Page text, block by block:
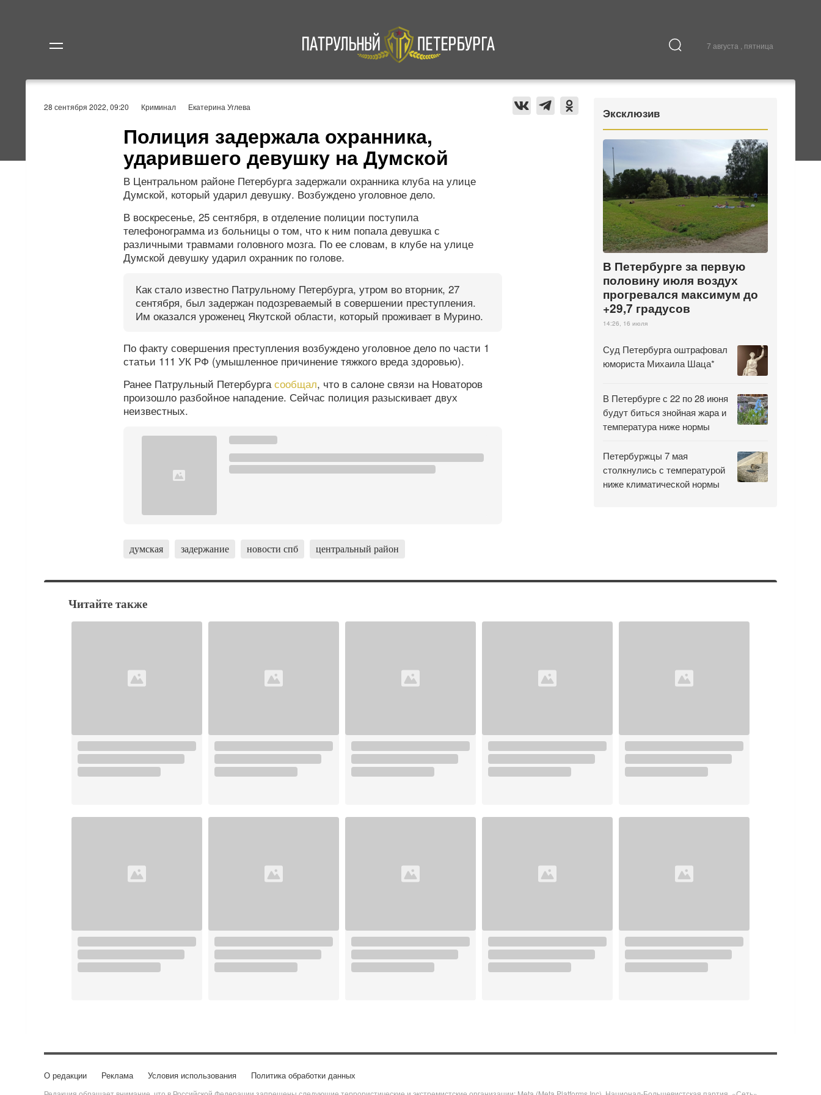
7 августа , пятница
Происшествия Культура
28 сентября 2022, 09:20 Криминал Екатерина Углева
Полиция задержала охранника,
ударившего девушку на Думской
В Центральном районе Петербурга задержали охранника клуба на улице
Думской, который ударил девушку. Возбуждено уголовное дело.
В воскресенье, 25 сентября, в отделение полиции поступила
телефонограмма из больницы о том, что к ним попала девушка с
различными травмами головного мозга. По ее словам, в клубе на улице
Думской девушку ударил охранник по голове.
Как стало известно Патрульному Петербурга, утром во вторник, 27
сентября, был задержан подозреваемый в совершении преступления.
Им оказался уроженец Якутской области, который проживает в Мурино.
По факту совершения преступления возбуждено уголовное дело по части 1
статьи 111 УК РФ (умышленное причинение тяжкого вреда здоровью).
Ранее Патрульный Петербургасообщал, что в салоне связи на Новаторов
произошло разбойное нападение. Сейчас полиция разыскивает двух
неизвестных.
думская задержание новости спб центральный район
Эксклюзив
В Петербурге за первую
половину июля воздух
прогревался максимум до
+29,7 градусов
14:26, 16 июля
Суд Петербурга оштрафовал
юмориста Михаила Шаца*
В Петербурге с 22 по 28 июня
будут биться знойная жара и
температура ниже нормы
Петербуржцы 7 мая
столкнулись с температурой
ниже климатической нормы
Читайте также
О редакции Реклама Условия использования Политика обработки данных